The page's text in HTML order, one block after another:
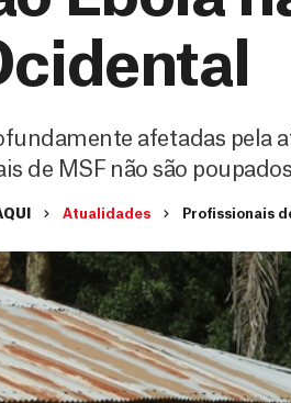
afetadas pela
de MSF não são
Atualidades Profissionais